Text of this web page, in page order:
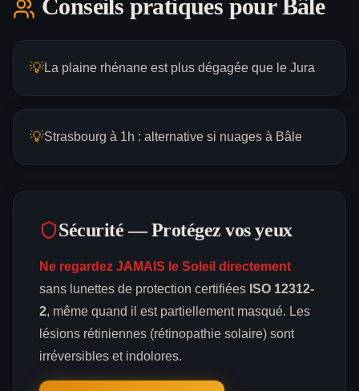
Conseils pratiques pourBâle
💡La plaine rhénane est plus dégagée que le Jura
💡Strasbourg à 1h : alternative si nuages à Bâle
Sécurité — Protégez vos yeux
Ne regardez JAMAIS le Soleil directement
sans lunettes de protection certifiées ISO 12312-
2, même quand il est partiellement masqué. Les
lésions rétiniennes (rétinopathie solaire) sont
irréversibles et indolores.